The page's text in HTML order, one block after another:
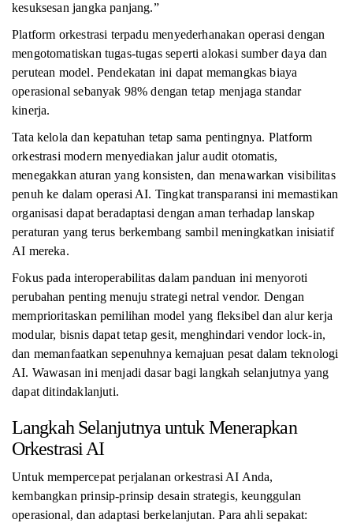
kesuksesan jangka panjang.”
Platform orkestrasi terpadu menyederhanakan operasi dengan
mengotomatiskan tugas-tugas seperti alokasi sumber daya dan
perutean model. Pendekatan ini dapat memangkas biaya
operasional sebanyak 98% dengan tetap menjaga standar
kinerja.
Tata kelola dan kepatuhan tetap sama pentingnya. Platform
orkestrasi modern menyediakan jalur audit otomatis,
menegakkan aturan yang konsisten, dan menawarkan visibilitas
penuh ke dalam operasi AI. Tingkat transparansi ini memastikan
organisasi dapat beradaptasi dengan aman terhadap lanskap
peraturan yang terus berkembang sambil meningkatkan inisiatif
AI mereka.
Fokus pada interoperabilitas dalam panduan ini menyoroti
perubahan penting menuju strategi netral vendor. Dengan
memprioritaskan pemilihan model yang fleksibel dan alur kerja
modular, bisnis dapat tetap gesit, menghindari vendor lock-in,
dan memanfaatkan sepenuhnya kemajuan pesat dalam teknologi
AI. Wawasan ini menjadi dasar bagi langkah selanjutnya yang
dapat ditindaklanjuti.
Langkah Selanjutnya untuk Menerapkan
Orkestrasi AI
Untuk mempercepat perjalanan orkestrasi AI Anda,
kembangkan prinsip-prinsip desain strategis, keunggulan
operasional, dan adaptasi berkelanjutan. Para ahli sepakat: